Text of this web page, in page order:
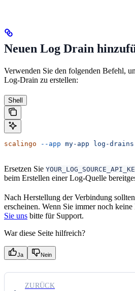
Neuen Log Drain
Verwenden Sie den folgenden Befehl,
Log-Drain zu erstellen:
Shell
scalingo --app my-app log-
Ersetzen Sie
beim Erstellen einer Log-Quelle
Nach Herstellung der Verbindung
erscheinen. Wenn Sie immer noch keine
Sie uns bitte für Support.
War diese Seite hilfreich?
Ja Nein
ZURÜCK